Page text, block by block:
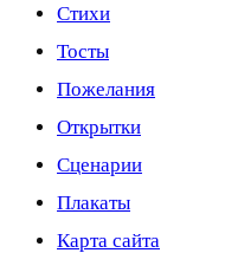
Стихи
Тосты
Пожелания
Открытки
Сценарии
Плакаты
Карта сайта